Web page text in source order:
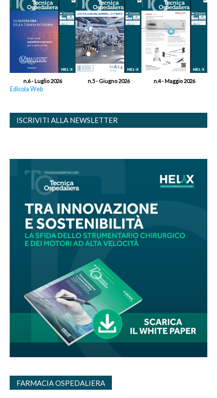
n.6 - Luglio 2026 n.5 - Giugno 2026 n.4 - Maggio 2026
Edicola Web
ISCRIVITI ALLA NEWSLETTER
FARMACIA OSPEDALIERA